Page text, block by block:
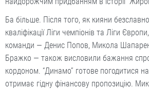
Ба більше. Після того, як кияни
кваліфікації Ліги чемпіонів та Ліги
команди — Денис Попов, Микола
Бражко — також висловили бажання
кордоном. “Динамо” готове погодитися
отримає гідну фінансову пропозицію.